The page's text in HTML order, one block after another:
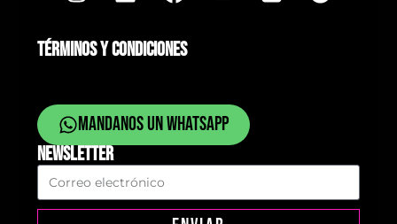
TÉRMINOS Y CONDICIONES
Mandanos un whatsapp
NEWSLETTER